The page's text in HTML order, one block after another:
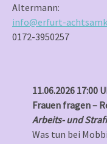
Altermann:
info@erfurt-
0172-3950257
11.06.2026 17:00
Frauen fragen –
Arbeits- und
Was tun bei